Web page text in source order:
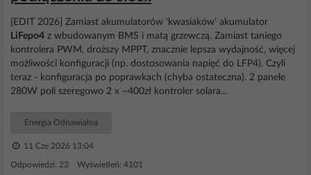
[EDIT 2026] Zamiast akumulatorów 'kwasiaków' akumulator
LiFepo4 z wbudowanym BMS i matą grzewczą. Zamiast taniego
kontrolera PWM, droższy MPPT, znacznie lepsza wydajność, więcej
możliwości konfiguracji (np. dostosowania napięć do LFP4). Czyli
teraz - konfiguracja po poprawkach (chyba ostateczna). 2 panele
280W poli szeregowo 2 x ~400zł kontroler solara...
Energia Odnawialna
11 Cze 2026 13:04
Odpowiedzi: 23 Wyświetleń: 4101